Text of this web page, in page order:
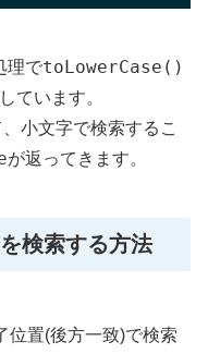
理でtoLowerCase()
ています。
小文字で検索するこ
が返ってきます。
検索する方法
位置(後方一致)で検索